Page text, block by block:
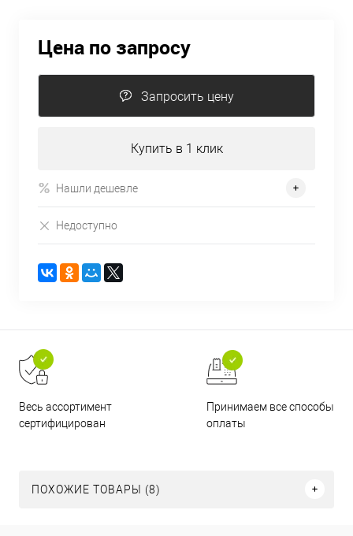
Цена по запросу
Запросить цену
Купить в 1 клик
Нашли дешевле
Недоступно
Весь ассортимент
сертифицирован
Принимаем все способы
оплаты
ПОХОЖИЕ ТОВАРЫ (8)